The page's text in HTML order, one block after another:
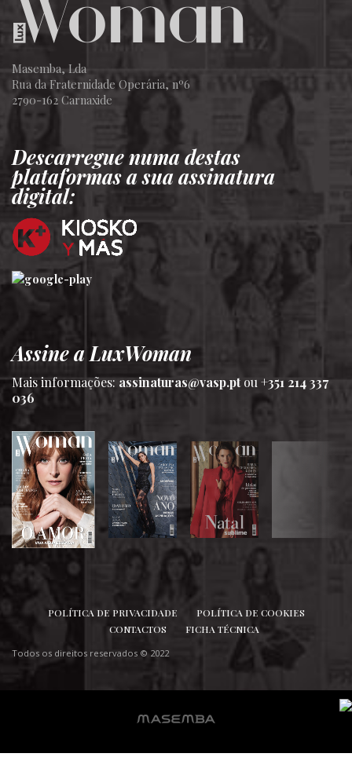
SIGA-NOS
Masemba, Lda
Rua da Fraternidade Operária, nº6
2790-162 Carnaxide
Descarregue numa destas
plataformas a sua assinatura
digital:
Assine a LuxWoman
Mais informações:assinaturas@vasp.ptou +351 214 337
036
POLÍTICA DE PRIVACIDADE
POLÍTICA DE COOKIES
CONTACTOS
FICHA TÉCNICA
Todos os direitos reservados © 2022